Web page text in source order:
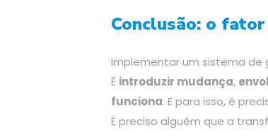
Conclusão: o fator
Implementar um sistema de
É introduzir mudança,
funciona. E para isso, é
É preciso alguém que a